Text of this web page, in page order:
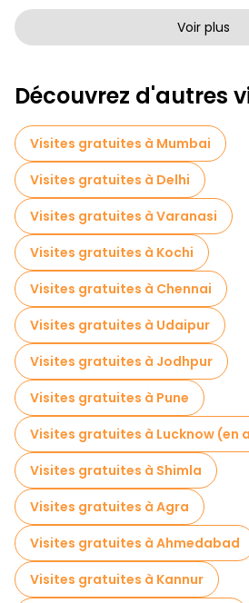
Visites à pied gratuites pour les
Visites photographiques en
Musées en Jaipur
Visites pour petits groupes en
Visites de dégustation locales à
Excursions d'une journée
Tours à vélo à Jaipur
Visites gastronomiques à Jaipur
Visites gratuites à proximité
Visites gratuites à proximité
Voir plus
Découvrez d'autres
Visites gratuites à Mumbai
Visites gratuites à Delhi
Visites gratuites à Varanasi
Visites gratuites à Kochi
Visites gratuites à Chennai
Visites gratuites à Udaipur
Visites gratuites à Jodhpur
Visites gratuites à Pune
Visites gratuites à Lucknow (en
Visites gratuites à Shimla
Visites gratuites à Agra
Visites gratuites à Ahmedabad
Visites gratuites à Kannur